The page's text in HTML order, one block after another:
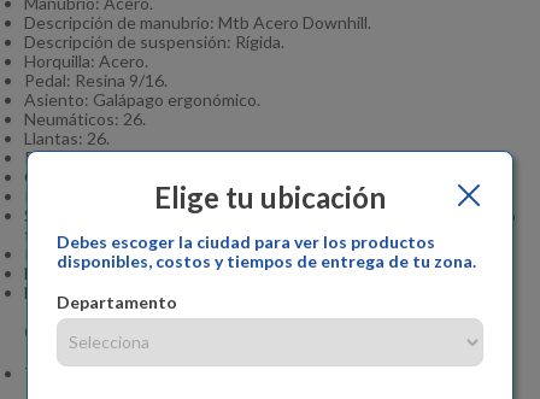
Elige tu ubicación
Debes escoger la ciudad para ver los productos
disponibles, costos y tiempos de entrega de tu zona.
Departamento
Descripción de manubrio: Mtb Acero Downhill.
Descripción de suspensión: Rígida.
Horquilla: Acero.
Pedal: Resina 9/16.
Asiento: Galápago ergonómico.
Neumáticos: 26.
Llantas: 26.
Rayos: Liso.
Cubierta: Taco.
Peso máximo del usuario: 90.
Se recomienda ajustar en su totalidad para un correcto
funcionamiento.
Requiere armado: No.
Material del marco: Acero.
Hecho en Colombia.
Garantía del Proveedor:
Tiene una garantía de 12 meses por marco y tenedor.